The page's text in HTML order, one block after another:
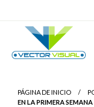
PÁGINA DE INICIO
EN LA PRIMERA